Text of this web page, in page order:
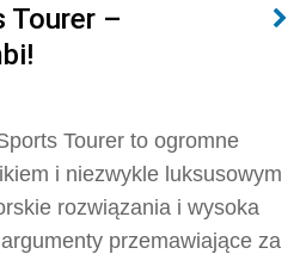
Tourer –
Tourer to ogromne
i niezwykle luksusowym
rozwiązania i wysoka
przemawiające za